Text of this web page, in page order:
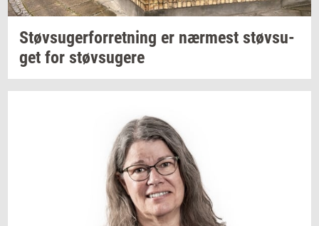
Støv­su­ger­for­ret­ning er nær­mest støv­su­
get for støv­su­ge­re